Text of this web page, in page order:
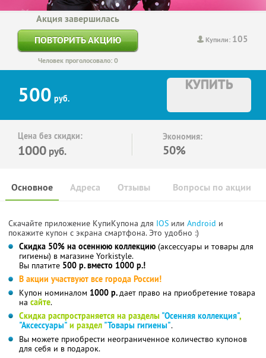
Купили: 105
Акция завершилась
ПОВТОРИТЬ АКЦИЮ
Человек проголосовало: 0
500 руб.
КУПИТЬ
Цена без скидки:
1000 руб.
Экономия:
50%
Основное Отзывы Вопросы по акции
Адреса
Скачайте приложение КупиКупона для IOS или Android и
покажите купон с экрана смартфона. Это удобно :)
Скидка 50% на осеннюю коллекцию (аксессуары и товары для
гигиены) в магазине Yorkistyle.
Вы платите 500 р. вместо 1000 р.!
В акции участвуют все города России!
Купон номиналом 1000 р.дает право на приобретение товара
на сайте.
Скидка распространяется на разделы "Осенняя коллекция",
"Аксессуары" и раздел "Товары гигиены".
Вы можете приобрести неограниченное количество купонов
для себя и в подарок.